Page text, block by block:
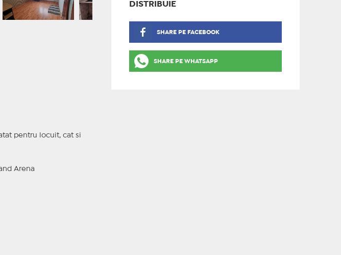
pentru locuit, cat si
Arena
DISTRIBUIE
SHARE PE FACEBOOK
SHARE PE WHATSAPP